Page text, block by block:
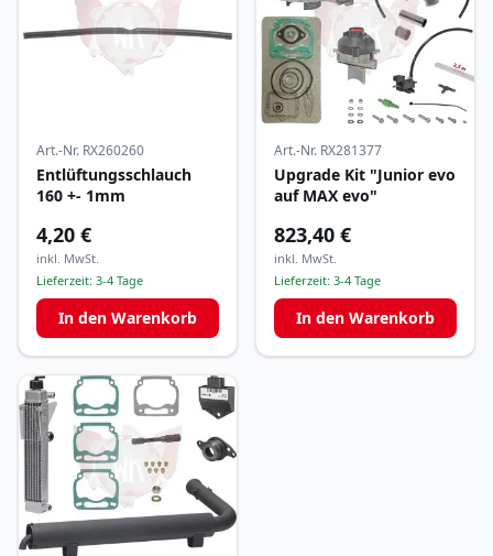
Art.-Nr. RX260260
Entlüftungsschlauch
160 +- 1mm
4,20 €
inkl. MwSt.
Lieferzeit: 3-4 Tage
In den Warenkorb
Art.-Nr. RX281377
Upgrade Kit "Junior evo
auf MAX evo"
823,40 €
inkl. MwSt.
Lieferzeit: 3-4 Tage
In den Warenkorb